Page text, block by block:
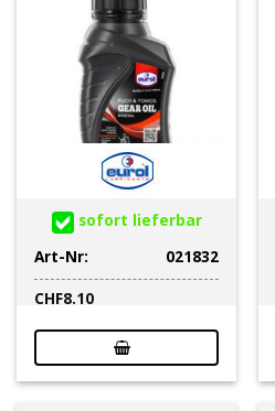
sofort lieferbar
Art-Nr:
021832
CHF8.10